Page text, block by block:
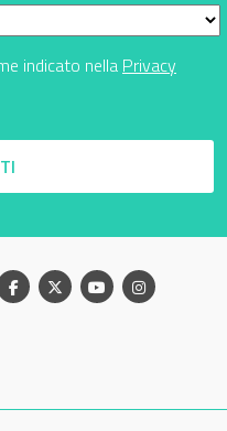
indicato nella Privacy
Facebook
X YoutubeInstagram